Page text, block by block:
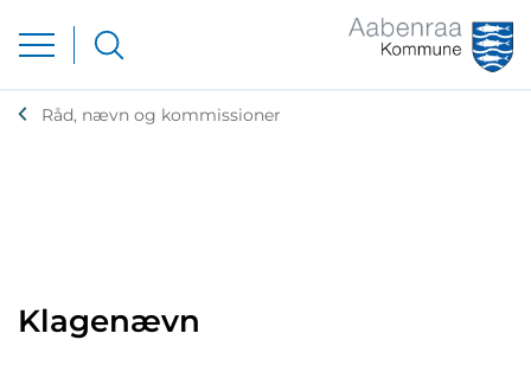
Råd, nævn og kommissioner
Klagenævn